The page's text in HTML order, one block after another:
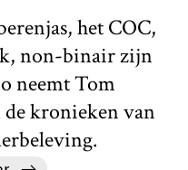
het COC,
non-binair zijn
neemt Tom
kronieken van